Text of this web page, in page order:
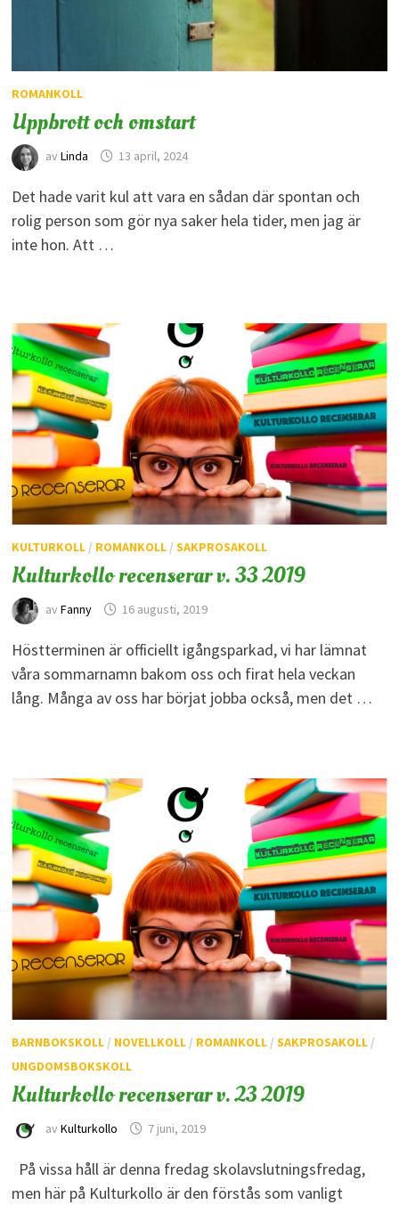
ROMANKOLL
Uppbrott och omstart
av Linda 13 april, 2024
Det hade varit kul att vara en sådan där spontan och
rolig person som gör nya saker hela tider, men jag är
inte hon. Att …
KULTURKOLL/ ROMANKOLL/ SAKPROSAKOLL
Kulturkollo recenserar v. 33 2019
av Fanny 16 augusti, 2019
Höstterminen är officiellt igångsparkad, vi har lämnat
våra sommarnamn bakom oss och firat hela veckan
lång. Många av oss har börjat jobba också, men det …
BARNBOKSKOLL/ NOVELLKOLL/ ROMANKOLL/ SAKPROSAKOLL/
UNGDOMSBOKSKOLL
Kulturkollo recenserar v. 23 2019
av Kulturkollo 7 juni, 2019
På vissa håll är denna fredag skolavslutningsfredag,
men här på Kulturkollo är den förstås som vanligt